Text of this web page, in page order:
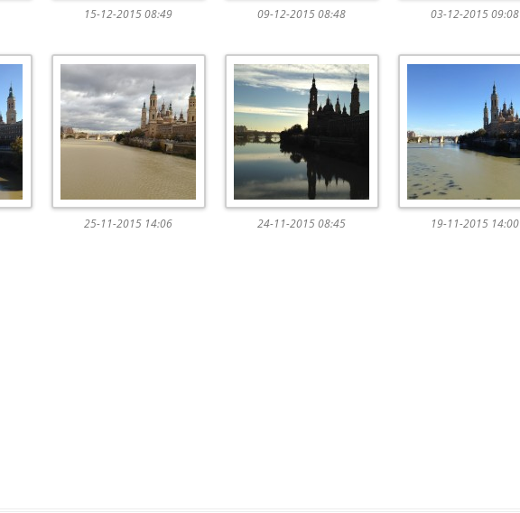
15-12-2015 08:49 09-12-2015 08:48 03-12-2015 09:08
25-11-2015 14:06 24-11-2015 08:45 19-11-2015 14:00